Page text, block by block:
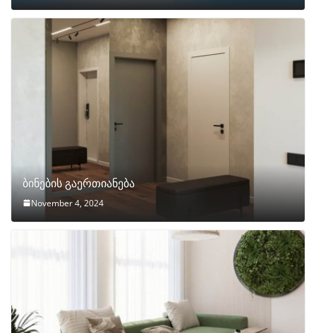
ბინების გაერთიანება
November 4, 2024